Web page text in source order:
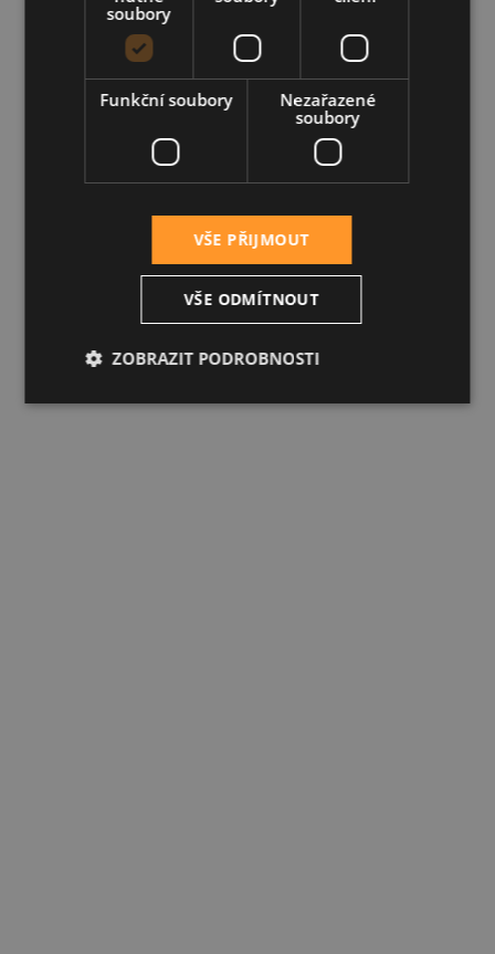
soubory
Funkční soubory
Nezařazené
soubory
VŠE PŘIJMOUT
VŠE ODMÍTNOUT
ZOBRAZIT PODROBNOSTI